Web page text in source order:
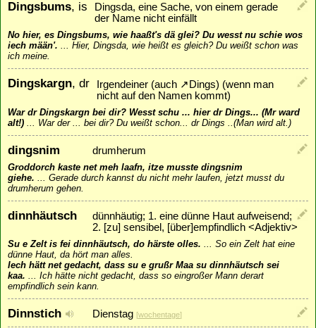
Dingsbums, is
Dingsda, eine Sache, von einem gerade
der Name nicht einfällt
No hier, es Dingsbums, wie haaßt's dä glei? Du wesst nu schie wos
iech mään'.
Hier, Dingsda, wie heißt es gleich? Du weißt schon was
ich meine.
Dingskargn, dr Irgendeiner (auch ↗ Dings) (wenn man
nicht auf den Namen kommt)
War dr Dingskargn bei dir? Wesst schu ... hier dr Dings... (Mr ward
alt!)
War der ... bei dir? Du weißt schon... dr Dings ..(Man wird alt.)
dingsnim drumherum
Groddorch kaste net meh laafn, itze musste dingsnim
giehe.
Gerade durch kannst du nicht mehr laufen, jetzt musst du
drumherum gehen.
dinnhäutsch
dünnhäutig; 1. eine dünne Haut aufweisend;
2. [zu] sensibel, [über]empfindlich <Adjektiv>
Su e Zelt is fei dinnhäutsch, do härste olles.
So ein Zelt hat eine
dünne Haut, da hört man alles.
Iech hätt net gedacht, dass su e grußr Maa su dinnhäutsch sei
kaa.
Ich hätte nicht gedacht, dass so eingroßer Mann derart
empfindlich sein kann.
Dinnstich Dienstag [wochentage]